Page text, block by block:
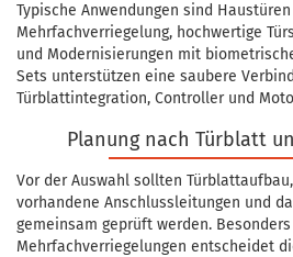
Typische Anwendungen sind
Mehrfachverriegelung, hochwertige
und Modernisierungen mit
Sets unterstützen eine saubere
Türblattintegration, Controller und
Planung nach Türblatt
Vor der Auswahl sollten
vorhandene Anschlussleitungen und
gemeinsam geprüft werden.
Mehrfachverriegelungen entscheidet